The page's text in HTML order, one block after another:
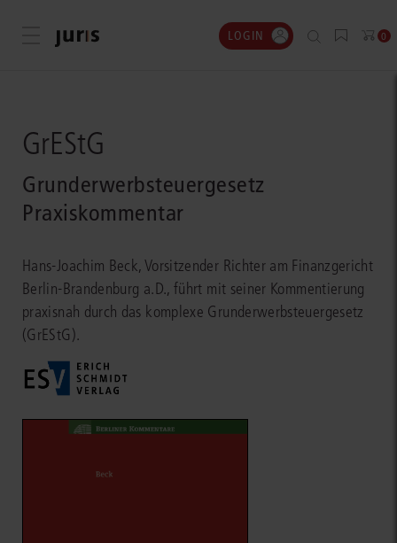
Menü öffnen LOGIN 0
GrEStG
Grunderwerbsteuergesetz
Praxiskommentar
Hans-Joachim Beck, Vorsitzender Richter am Finanzgericht
Berlin-Brandenburg a.D., führt mit seiner Kommentierung
praxisnah durch das komplexe Grunderwerbsteuergesetz
(GrEStG).